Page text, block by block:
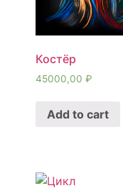
Костёр
45000,00 ₽
Add to cart